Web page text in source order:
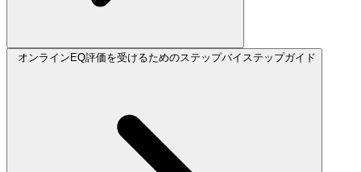
オンラインEQ評価を受けるためのステップバイステップガイド